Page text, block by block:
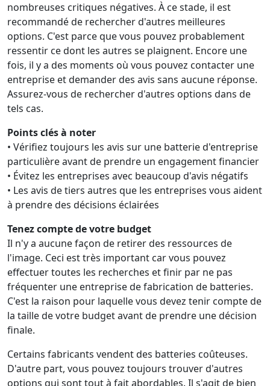
nombreuses critiques négatives. À ce stade, il est
recommandé de rechercher d'autres meilleures
options. C'est parce que vous pouvez probablement
ressentir ce dont les autres se plaignent. Encore une
fois, il y a des moments où vous pouvez contacter une
entreprise et demander des avis sans aucune réponse.
Assurez-vous de rechercher d'autres options dans de
tels cas.
Points clés à noter
• Vérifiez toujours les avis sur une batterie d'entreprise
particulière avant de prendre un engagement financier
• Évitez les entreprises avec beaucoup d'avis négatifs
• Les avis de tiers autres que les entreprises vous aident
à prendre des décisions éclairées
Tenez compte de votre budget
Il n'y a aucune façon de retirer des ressources de
l'image. Ceci est très important car vous pouvez
effectuer toutes les recherches et finir par ne pas
fréquenter une entreprise de fabrication de batteries.
C'est la raison pour laquelle vous devez tenir compte de
la taille de votre budget avant de prendre une décision
finale.
Certains fabricants vendent des batteries coûteuses.
D'autre part, vous pouvez toujours trouver d'autres
options qui sont tout à fait abordables. Il s'agit de bien